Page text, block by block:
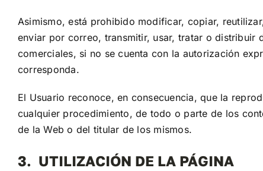
Asimismo, está prohibido modificar, copiar,
enviar por correo, transmitir, usar, tratar o
comerciales, si no se cuenta con la autorización
corresponda.
El Usuario reconoce, en consecuencia, que la
cualquier procedimiento, de todo o parte de los
de la Web o del titular de los mismos.
3. UTILIZACIÓN DE LA PÁGINA